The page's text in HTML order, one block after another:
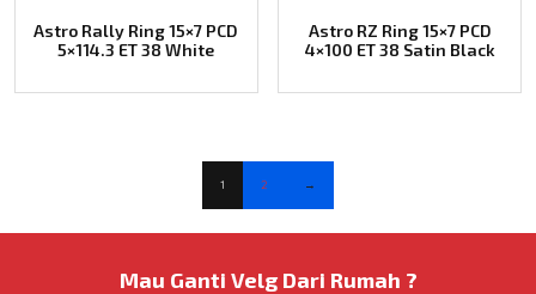
Astro Rally Ring 15×7 PCD
5×114.3 ET 38 White
Astro RZ Ring 15×7 PCD
4×100 ET 38 Satin Black
1 2 →
Mau Ganti Velg Dari Rumah ?